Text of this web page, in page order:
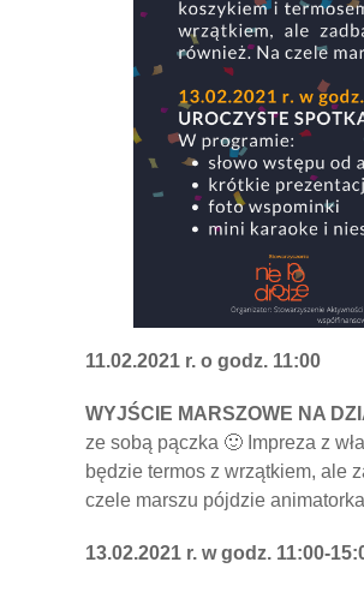
11.02.2021 r. o godz. 11:00
WYJŚCIE MARSZOWE NA
ze sobą pączka 🙂 Impreza z
będzie termos z wrzątkiem, ale
czele marszu pójdzie
13.02.2021 r. w godz. 11:00-